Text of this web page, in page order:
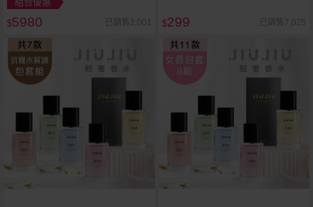
$5980 已銷售2,001 $299 已銷售7,025